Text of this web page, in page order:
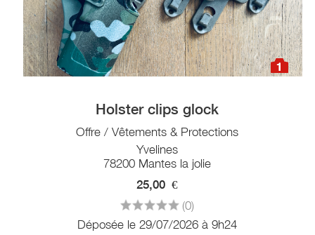
1
Holster clips glock
Offre / Vêtements & Protections
Yvelines
78200 Mantes la jolie
25,00 €
(0)
Déposée le 29/07/2026 à 9h24